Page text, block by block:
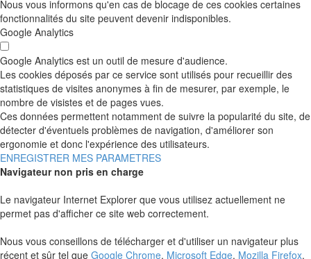
Nous vous informons qu'en cas de blocage de ces cookies certaines
fonctionnalités du site peuvent devenir indisponibles.
Google Analytics
Google Analytics est un outil de mesure d'audience.
Les cookies déposés par ce service sont utilisés pour recueillir des
statistiques de visites anonymes à fin de mesurer, par exemple, le
nombre de visistes et de pages vues.
Ces données permettent notamment de suivre la popularité du site, de
détecter d'éventuels problèmes de navigation, d'améliorer son
ergonomie et donc l'expérience des utilisateurs.
ENREGISTRER MES PARAMETRES
Navigateur non pris en charge
Le navigateur Internet Explorer que vous utilisez actuellement ne
permet pas d'afficher ce site web correctement.
Nous vous conseillons de télécharger et d'utiliser un navigateur plus
récent et sûr tel que Google Chrome, Microsoft Edge, Mozilla Firefox,